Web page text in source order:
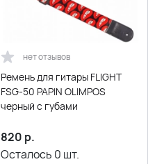
нет отзывов
Ремень для гитары FLIGHT
FSG-50 PAPIN OLIMPOS
черный с губами
820 р.
Осталось 0 шт.